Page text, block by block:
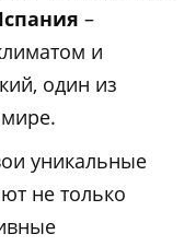
–
и
один из
уникальные
не только